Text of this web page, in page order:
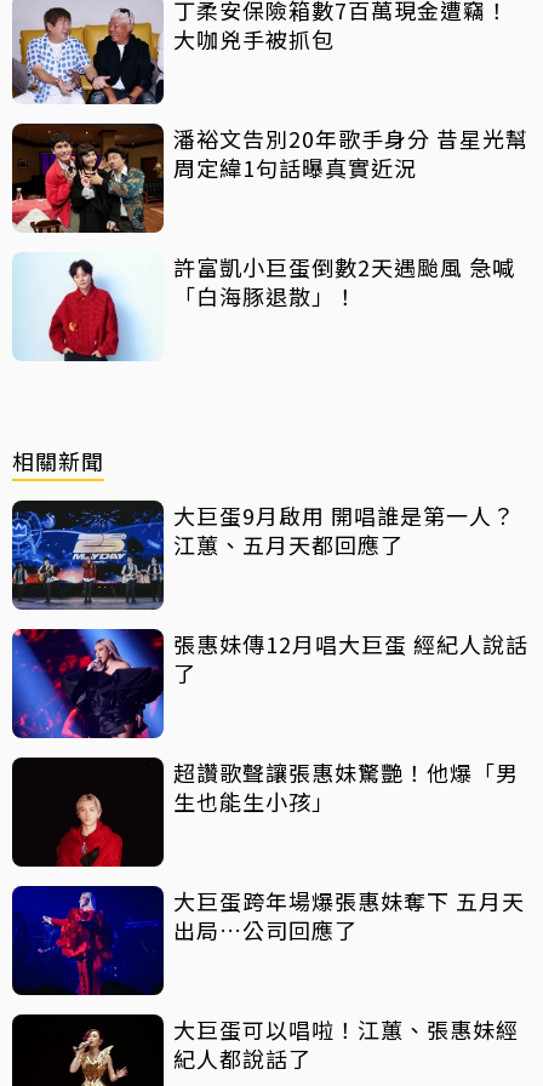
丁柔安保險箱數7百萬現金遭竊！
大咖兇手被抓包
潘裕文告別20年歌手身分 昔星光幫
周定緯1句話曝真實近況
許富凱小巨蛋倒數2天遇颱風 急喊
「白海豚退散」！
相關新聞
大巨蛋9月啟用 開唱誰是第一人？
江蕙、五月天都回應了
張惠妹傳12月唱大巨蛋 經紀人說話
了
超讚歌聲讓張惠妹驚艷！他爆「男
生也能生小孩」
大巨蛋跨年場爆張惠妹奪下 五月天
出局…公司回應了
大巨蛋可以唱啦！江蕙、張惠妹經
紀人都說話了